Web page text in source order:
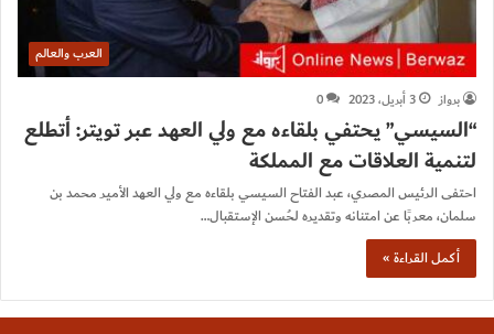
العرب والعالم
برواز
3 أبريل، 2023 0
“السيسي” يحتفي بلقاءه مع ولي العهد عبر تويتر: أتطلع
لتنمية العلاقات مع المملكة
احتفى الرئيس المصري، عبد الفتاح السيسي بلقاءه مع ولي العهد الأمير محمد بن
سلمان، معربًا عن امتنانه وتقديره لحُسن الإستقبال…
أكمل القراءة »